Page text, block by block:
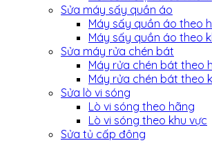
Sửa máy sấy quần áo
Máy sấy quần áo theo
Máy sấy quần áo theo
Sửa máy rửa chén bát
Máy rửa chén bát theo
Máy rửa chén bát theo
Sửa lò vi sóng
Lò vi sóng theo hãng
Lò vi sóng theo khu vực
Sửa tủ cấp đông